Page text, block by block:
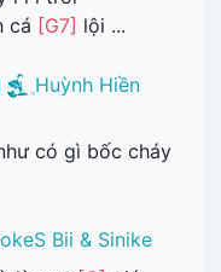
cá [G7] lội ...
Huỳnh Hiền
có gì bốc cháy
Bii & Sinike